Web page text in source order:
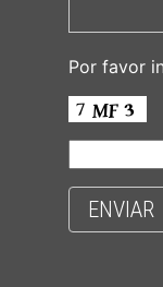
Por favor
ENVIAR